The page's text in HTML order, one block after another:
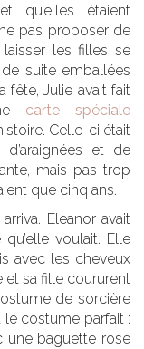
qu’elles étaient
pas proposer de
laisser les filles se
suite emballées
fête, Julie avait fait
carte spéciale
Celle-ci était
et de
mais pas trop
que cinq ans.
Eleanor avait
voulait. Elle
avec les cheveux
et sa fille coururent
de sorcière
le costume parfait :
une baguette rose